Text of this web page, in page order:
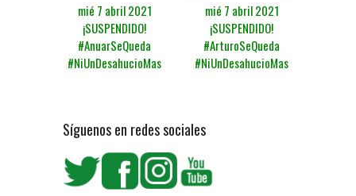
mié 7 abril 2021
¡SUSPENDIDO!
#AnuarSeQueda
#NiUnDesahucioMas
mié 7 abril 2021
¡SUSPENDIDO!
#ArturoSeQueda
#NiUnDesahucioMas
Síguenos en redes sociales